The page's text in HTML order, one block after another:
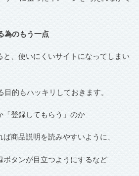
為のもう一点
、使いにくいサイトになってしまい
的もハッキリしておきます。
「登録してもらう」のか
商品説明を読みやすいように、
ボタンが目立つようにするなど